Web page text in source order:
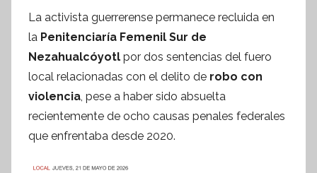
s
n
f
o
La activista guerrerense permanece recluida en
la Penitenciaría Femenil Sur de
Nezahualcóyotl por dos sentencias del fuero
local relacionadas con el delito de robo con
violencia , pese a haber sido absuelta
recientemente de ocho causas penales federales
que enfrentaba desde 2020.